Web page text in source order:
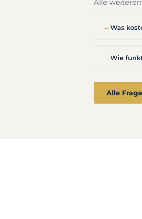
Alle
→Was
→Wie
Alle